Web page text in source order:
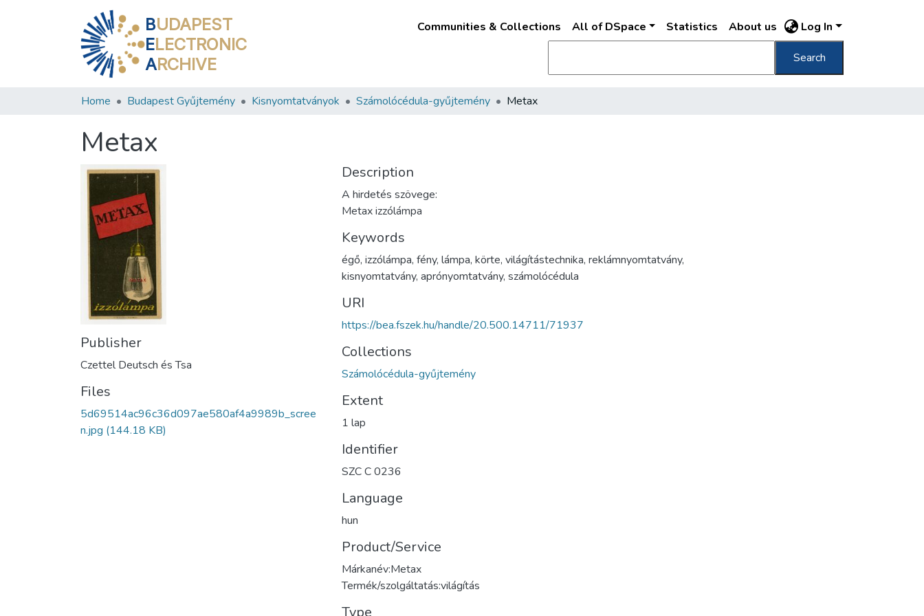
BUDAPEST
ELECTRONIC
ARCHIVE
Communities & Collections All of DSpace Statistics About us Log In
Search
Home Budapest Gyűjtemény Kisnyomtatványok Számolócédula-gyűjtemény Metax
Metax
Publisher
Czettel Deutsch és Tsa
Files
5d69514ac96c36d097ae580af4a9989b_scree
n.jpg (144.18 KB)
Description
A hirdetés szövege:
Metax izzólámpa
Keywords
égő, izzólámpa, fény, lámpa, körte, világítástechnika, reklámnyomtatvány,
kisnyomtatvány, aprónyomtatvány, számolócédula
URI
https://bea.fszek.hu/handle/20.500.14711/71937
Collections
Számolócédula-gyűjtemény
Extent
1 lap
Identifier
SZC C 0236
Language
hun
Product/Service
Márkanév:Metax
Termék/szolgáltatás:világítás
Type